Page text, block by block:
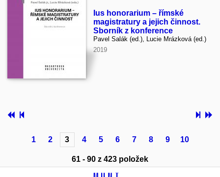
Ius honorarium – římské
magistratury a jejich činnost.
Sborník z konference
Pavel Salák (ed.), Lucie Mrázková (ed.)
2019
1 2 3 4 5 6 7 8 9 10
61 - 90 z 423 položek